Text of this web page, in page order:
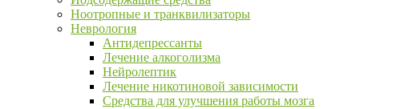
Ноотропные и транквилизаторы
Неврология
Антидепрессанты
Лечение алкоголизма
Нейролептик
Лечение никотиновой зависимости
Средства для улучшения работы мозга